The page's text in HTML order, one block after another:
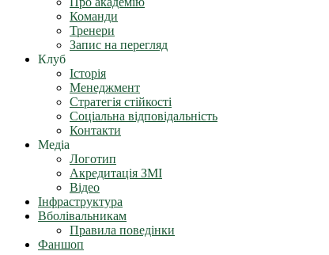
Команди
Тренери
Запис на перегляд
Клуб
Історія
Менеджмент
Стратегія стійкості
Соціальна відповідальність
Контакти
Медіа
Логотип
Акредитація ЗМІ
Відео
Інфраструктура
Вболівальникам
Правила поведінки
Фаншоп